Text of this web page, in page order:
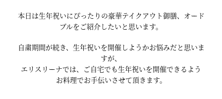
本日は生年祝いにぴったりの豪華テイクアウト御膳、オード
ブルをご紹介したいと思います。
自粛期間が続き、生年祝いを開催しようかお悩みだと思いま
すが、
エリスリーナでは、ご自宅でも生年祝いを開催できるよう
お料理でお手伝いさせて頂きます。